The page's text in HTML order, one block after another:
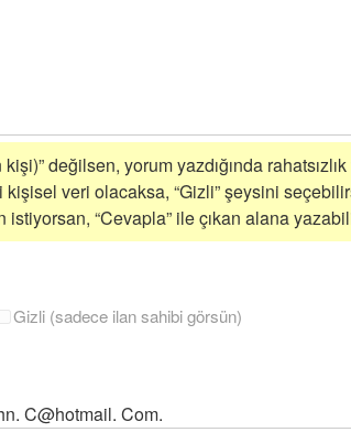
değilsen, yorum yazdığında
veri olacaksa, “Gizli” şeysini
“Cevapla” ile çıkan alana
Gizli (sadece ilan sahibi görsün)
C@hotmail. Com.